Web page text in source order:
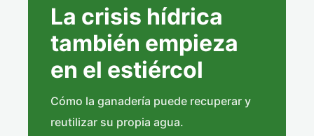
La crisis hídrica
también empieza
en el estiércol
Cómo la ganadería puede recuperar y
reutilizar su propia agua.